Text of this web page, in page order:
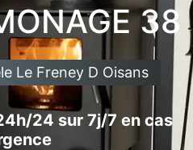
38
Le Freney D Oisans
24 sur 7j/7 en cas